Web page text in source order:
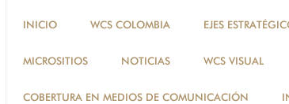
INICIO WCS COLOMBIA EJES
MICROSITIOS NOTICIAS WCS VISUAL
COBERTURA EN MEDIOS DE COMUNICACIÓN